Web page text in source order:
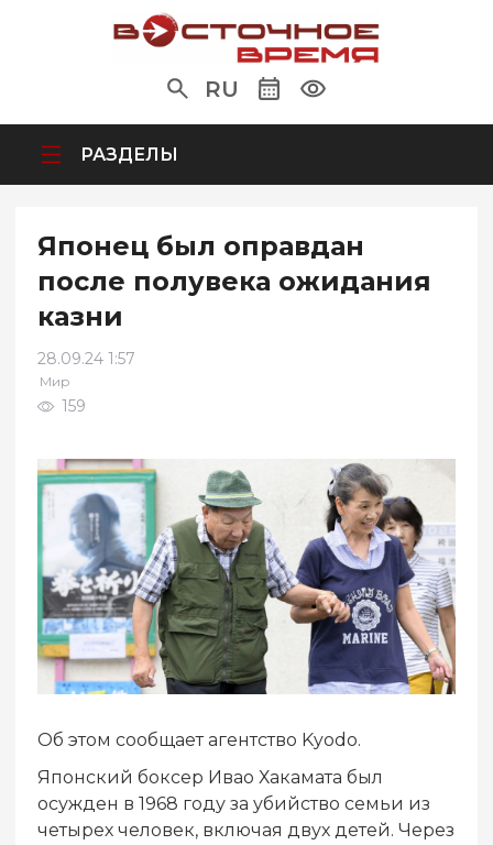
RU
РАЗДЕЛЫ
Японец был оправдан
после полувека ожидания
казни
28.09.24 1:57
Мир
159
Об этом сообщает агентство Kyodo.
Японский боксер Ивао Хакамата был
осужден в 1968 году за убийство семьи из
четырех человек, включая двух детей. Через